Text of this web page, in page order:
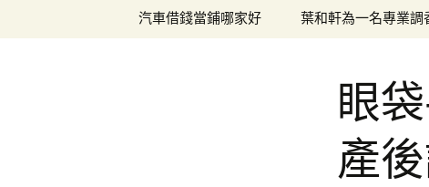
汽車借錢當鋪哪家好 葉和軒為一名專業調
眼
產